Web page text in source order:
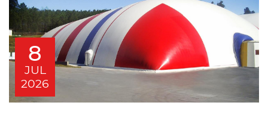
8
JUL
2026